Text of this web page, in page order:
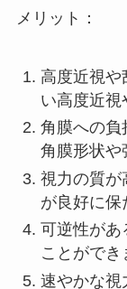
メリット：
高度近視や
い高度近視
角膜への負
角膜形状や
視力の質が
が良好に保
可逆性があ
ことができ
速やかな視